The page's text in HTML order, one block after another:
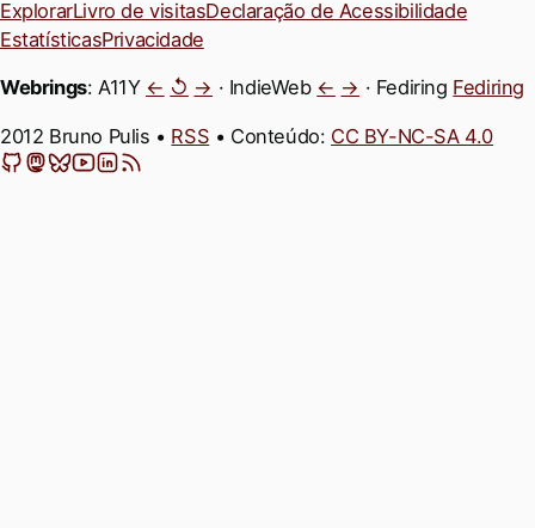
ExplorarLivro de visitasDeclaração de Acessibilidade
EstatísticasPrivacidade
Webrings: A11Y ← ↺ → · IndieWeb ← → · Fediring Fediring
2012 Bruno Pulis • RSS • Conteúdo: CC BY-NC-SA 4.0
GitHub
Mastodon
Bluesky
YouTube
LinkedIn